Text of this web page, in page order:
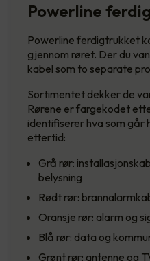
Powerline
Powerline ferdigtrukket
gjennom røret. Der du
kabel som to separate
Sortimentet dekker de
Rørene er fargekodet
identifiserer hva som går
ettertid:
Grå rør:
belysning
Rødt rør:
Oransje rør: alarm og
Blå rør: data og
Grønt rør: antenne og